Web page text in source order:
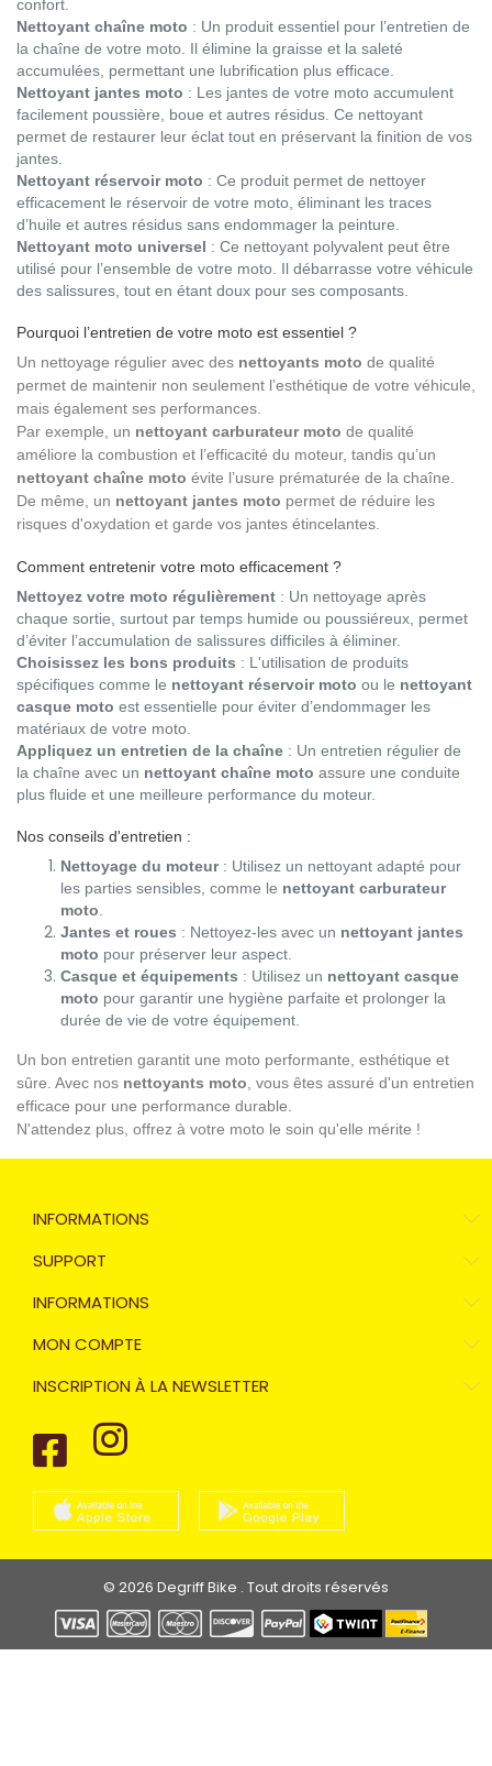
confort.
Nettoyant chaîne moto : Un produit essentiel pour l’entretien de
la chaîne de votre moto. Il élimine la graisse et la saleté
accumulées, permettant une lubrification plus efficace.
Nettoyant jantes moto : Les jantes de votre moto accumulent
facilement poussière, boue et autres résidus. Ce nettoyant
permet de restaurer leur éclat tout en préservant la finition de vos
jantes.
Nettoyant réservoir moto : Ce produit permet de nettoyer
efficacement le réservoir de votre moto, éliminant les traces
d’huile et autres résidus sans endommager la peinture.
Nettoyant moto universel : Ce nettoyant polyvalent peut être
utilisé pour l’ensemble de votre moto. Il débarrasse votre véhicule
des salissures, tout en étant doux pour ses composants.
Pourquoi l’entretien de votre moto est essentiel ?
Un nettoyage régulier avec des nettoyants moto de qualité
permet de maintenir non seulement l’esthétique de votre véhicule,
mais également ses performances.
Par exemple, un nettoyant carburateur moto de qualité
améliore la combustion et l’efficacité du moteur, tandis qu’un
nettoyant chaîne moto évite l’usure prématurée de la chaîne.
De même, un nettoyant jantes moto permet de réduire les
risques d'oxydation et garde vos jantes étincelantes.
Comment entretenir votre moto efficacement ?
Nettoyez votre moto régulièrement : Un nettoyage après
chaque sortie, surtout par temps humide ou poussiéreux, permet
d’éviter l’accumulation de salissures difficiles à éliminer.
Choisissez les bons produits : L'utilisation de produits
spécifiques comme le nettoyant réservoir moto ou le nettoyant
casque moto est essentielle pour éviter d’endommager les
matériaux de votre moto.
Appliquez un entretien de la chaîne : Un entretien régulier de
la chaîne avec un nettoyant chaîne moto assure une conduite
plus fluide et une meilleure performance du moteur.
Nos conseils d'entretien :
Nettoyage du moteur: Utilisez un nettoyant adapté pour
les parties sensibles, comme le nettoyant carburateur
moto.
Jantes et roues : Nettoyez-les avec un nettoyant jantes
moto pour préserver leur aspect.
Casque et équipements : Utilisez un nettoyant casque
moto pour garantir une hygiène parfaite et prolonger la
durée de vie de votre équipement.
Un bon entretien garantit une moto performante, esthétique et
sûre. Avec nos nettoyants moto, vous êtes assuré d'un entretien
efficace pour une performance durable.
N'attendez plus, offrez à votre moto le soin qu'elle mérite !
INFORMATIONS
SUPPORT
INFORMATIONS
MON COMPTE
INSCRIPTION À LA NEWSLETTER
© 2026 Degriff Bike . Tout droits réservés